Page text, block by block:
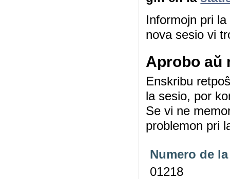
Informojn pri
nova sesio vi
Aprobo aŭ
Enskribu
la sesio, por
Se vi ne
problemon pri
Numero de
01218